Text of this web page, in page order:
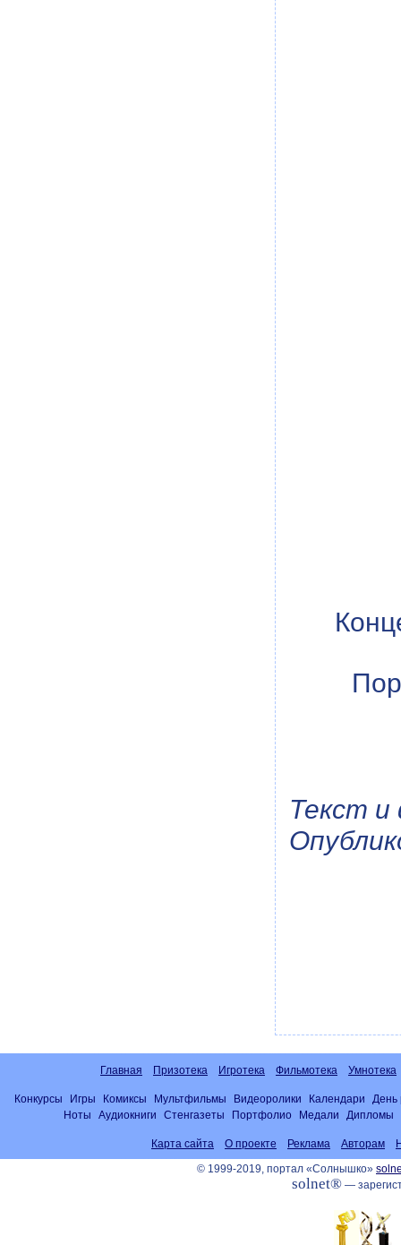
Текст
Главная Призотека Игротека Фильмотека Умнотека
Конкурсы Игры Комиксы Мультфильмы Видеоролики Календари
День
Ноты
Аудиокниги Стенгазеты Портфолио Медали Дипломы
Карта сайта О проекте Реклама Авторам
© 1999-2019, портал «Солнышко»
solnet®—